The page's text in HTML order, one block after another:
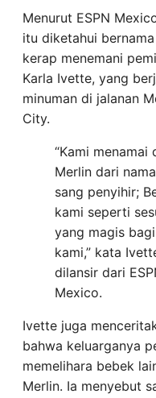
Menurut ESPN
itu diketahui
kerap menemani
Karla Ivette, yang
minuman di jalanan
City.
“Kami menamai
Merlin dari nama
sang penyihir;
kami seperti
yang magis bagi
kami,” kata
dilansir dari
Mexico.
Ivette juga
bahwa keluarganya
memelihara bebek
Merlin. Ia menyebut